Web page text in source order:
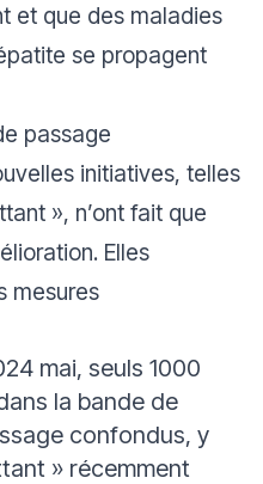
et que des maladies
se propagent
passage
initiatives, telles
», n’ont fait que
Elles
mesures
mai, seuls 1000
la bande de
confondus, y
» récemment